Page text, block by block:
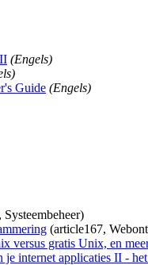
(Engels)
Guide (Engels)
(article167,
versus gratis Unix, en
je internet applicaties II -